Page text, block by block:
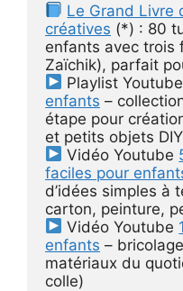
Le Grand Livre
créatives (*) : 80
enfants avec trois
Zaïchik), parfait
Playlist Youtube
enfants –
étape pour
et petits objets
Vidéo Youtube
faciles pour
d’idées simples à
carton, peinture,
Vidéo Youtube
enfants –
matériaux du
colle)